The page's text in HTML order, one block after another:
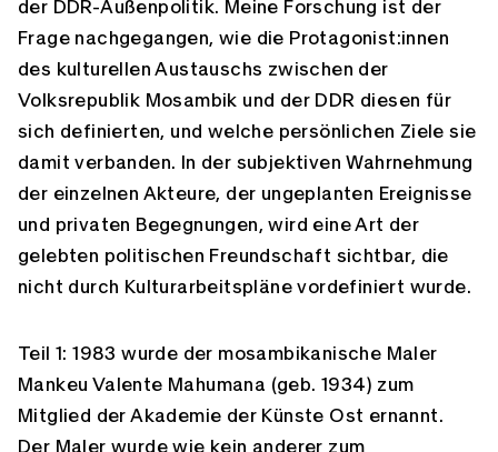
der DDR-Außenpolitik. Meine Forschung ist der
Frage nachgegangen, wie die Protagonist:innen
des kulturellen Austauschs zwischen der
Volksrepublik Mosambik und der DDR diesen für
sich definierten, und welche persönlichen Ziele sie
damit verbanden. In der subjektiven Wahrnehmung
der einzelnen Akteure, der ungeplanten Ereignisse
und privaten Begegnungen, wird eine Art der
gelebten politischen Freundschaft sichtbar, die
nicht durch Kulturarbeitspläne vordefiniert wurde.
Teil 1: 1983 wurde der mosambikanische Maler
Mankeu Valente Mahumana (geb. 1934) zum
Mitglied der Akademie der Künste Ost ernannt.
Der Maler wurde wie kein anderer zum